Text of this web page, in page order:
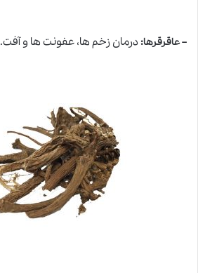
– عاقرقرها:درمان زخم ها، عفونت ها و آفت.